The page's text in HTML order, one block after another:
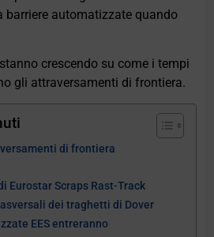
barriere automatizzate quando
crescendo su come i tempi
gli attraversamenti di frontiera.
di frontiera
Eurostar Scraps Rast-Track
dei traghetti di Dover
EES entreranno